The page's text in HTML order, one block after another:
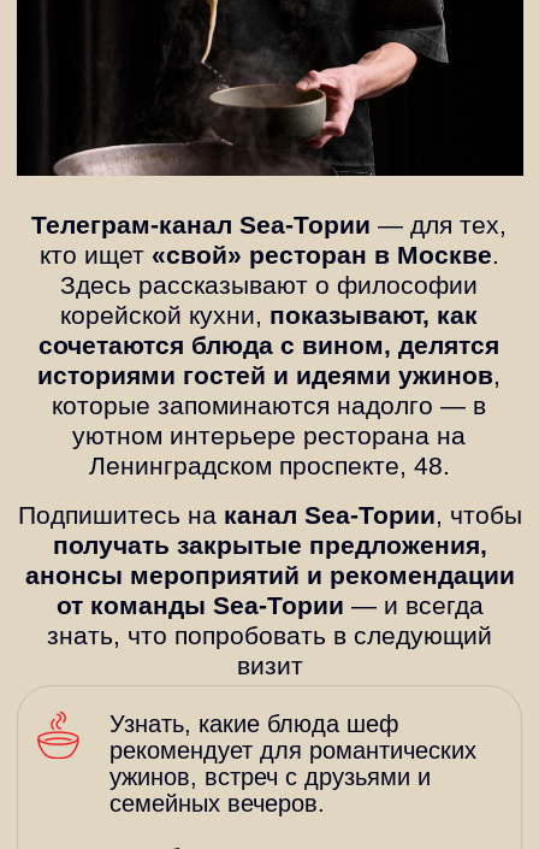
Быстро найти адрес, телефоны и
актуальные условия брони стола
или заказа блюд с собой.
Подпишитесь наканал Sea‑Тории, чтобы
получать закрытые предложения,
от команды Sea‑Тории— и всегда
знать, что попробовать в следующий
визит
корейской кухни, показывают, как
сочетаются блюда с вином, делятся
историями гостей и идеями ужинов
которые запоминаются надолго — в
уютном интерьере ресторана на
Ленинградском проспекте, 48.
предложениями ресторана:
фестивалем корейской кухни,
сезонными блюдами и акциями.
Подобрать винные пары к
корейским, азиатским и
итальянским блюдам, чтобы ужин
был гармоничным по вкусу.
Узнать, какие блюда шеф
рекомендует для романтических
ужинов, встреч с друзьями и
семейных вечеров.
Подписаться в Telegram и
получить подарочный
сертификат на скидку 15%